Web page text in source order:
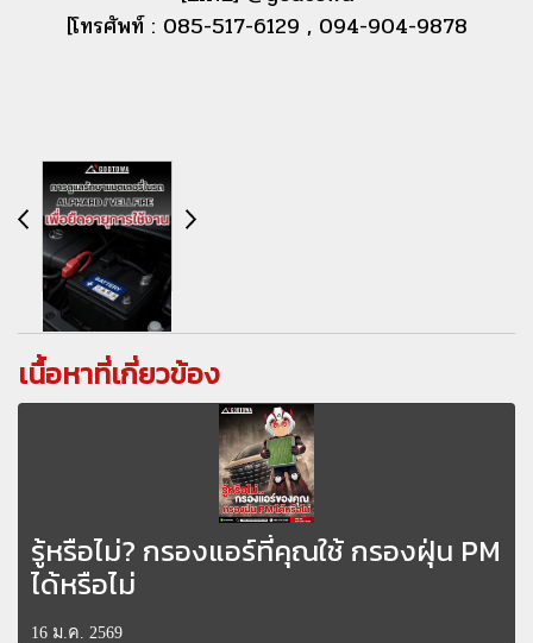
[โทรศัพท์ : 085-517-6129 , 094-904-9878
เนื้อหาที่เกี่ยวข้อง
รู้หรือไม่? กรองแอร์ที่คุณใช้ กรองฝุ่น PM
ได้หรือไม่
16 ม.ค. 2569